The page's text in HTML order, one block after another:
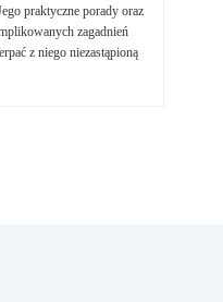
praktyczne porady oraz
zagadnień
z niego niezastąpioną